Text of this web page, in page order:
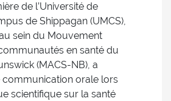
de l’Université de
de Shippagan (UMCS),
sein du Mouvement
en santé du
(MACS-NB), a
communication orale lors
scientifique sur la santé